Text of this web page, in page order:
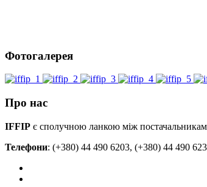
Фотогалерея
Про нас
IFFIP є сполучною ланкою між
Телефони: (+380) 44 490 6203, (+380) 44 490